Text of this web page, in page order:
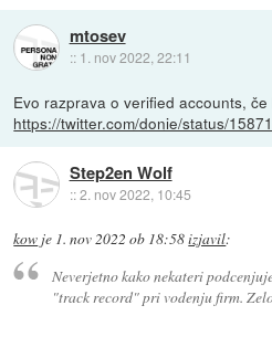
mtosev
:: 1. nov 2022, 22:11
Evo razprava o verified accounts,
https://twitter.com/donie/status/
Step2en Wolf
::2. nov 2022, 10:45
kow je 1. nov 2022 ob 18:58izjavil:
Neverjetno kako nekateri
"track record" pri vodenju firm.